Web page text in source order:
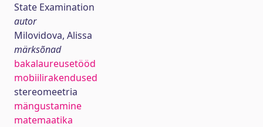
State Examination
autor
Milovidova, Alissa
märksõnad
bakalaureusetööd
mobiilirakendused
stereomeetria
mängustamine
matemaatika